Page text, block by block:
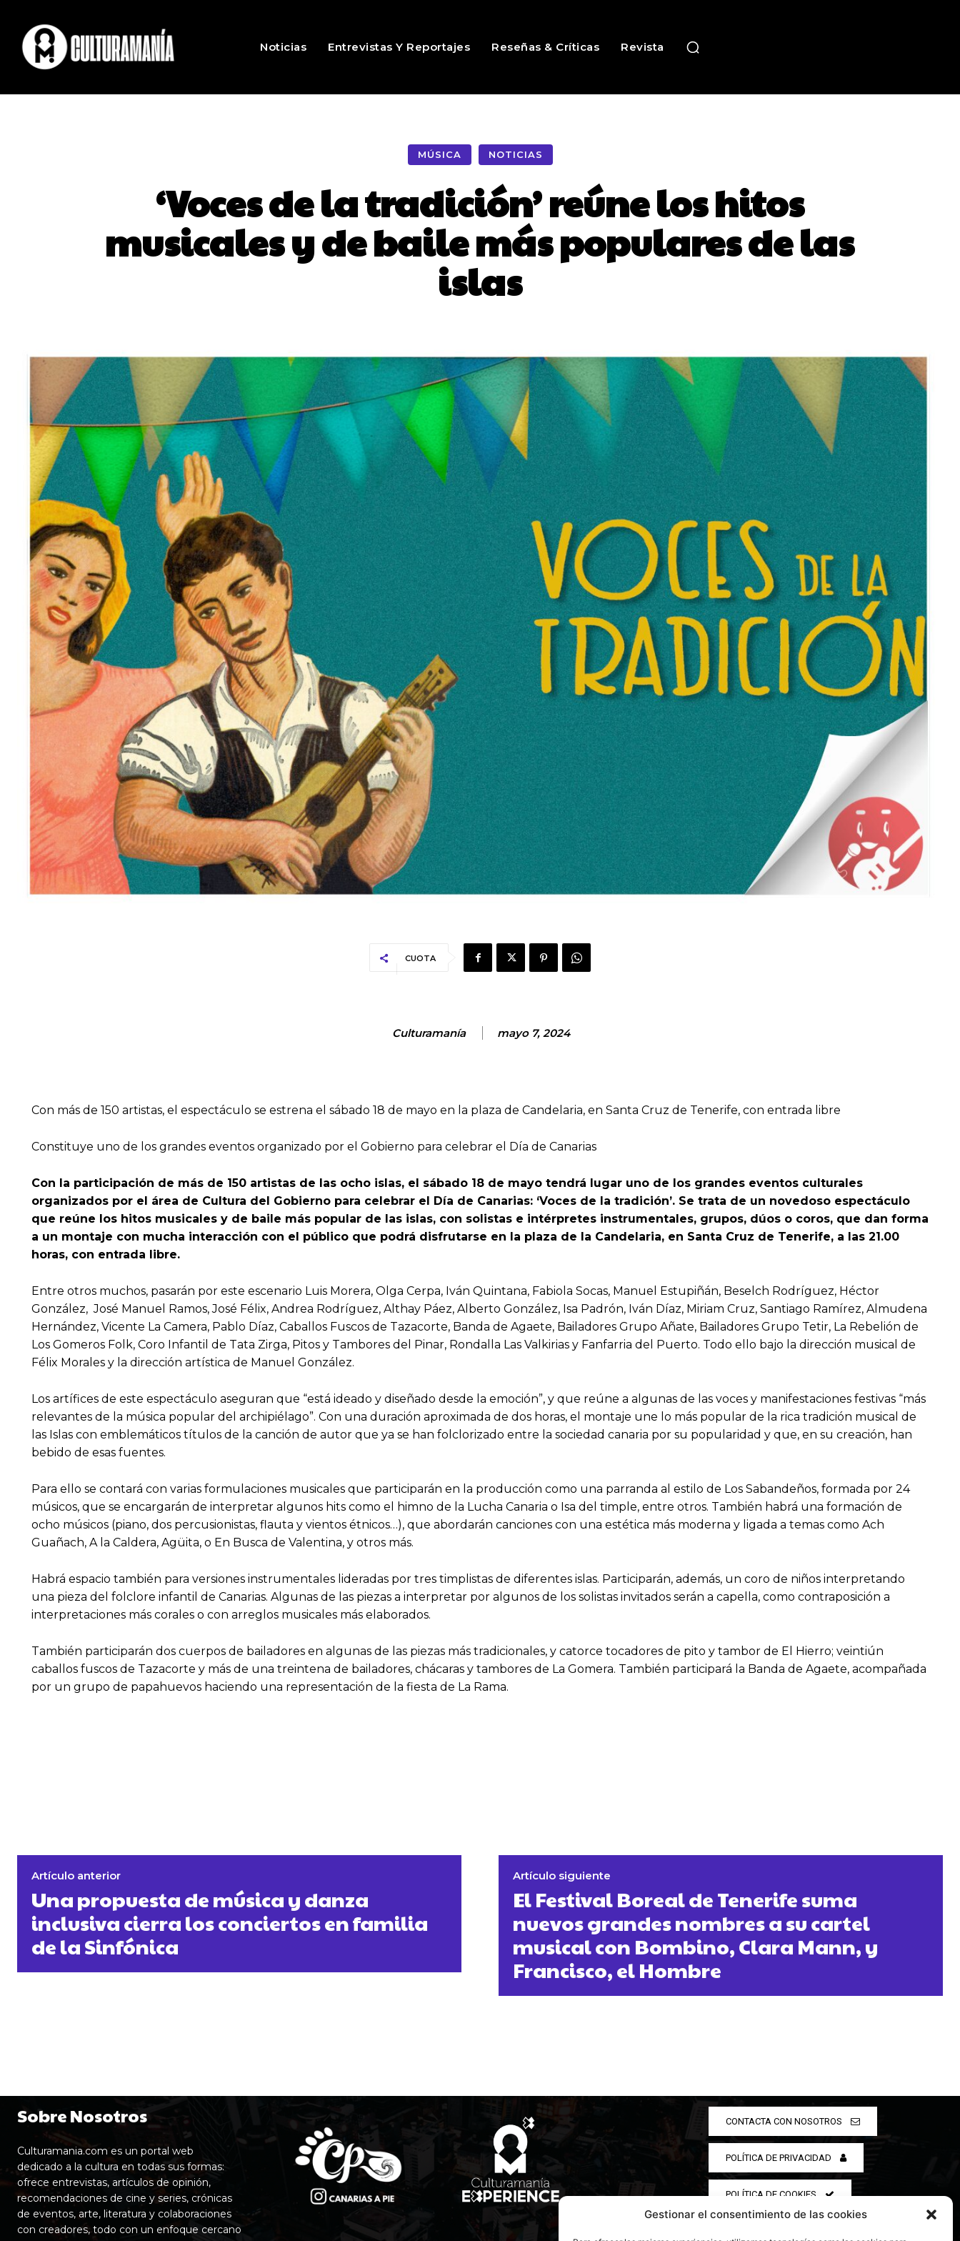
Gestionar el consentimiento de las cookies
Noticias Entrevistas Y Reportajes Reseñas & Críticas Revista
MÚSICA NOTICIAS
‘Voces de la tradición’ reúne los hitos
musicales y de baile más populares de las
islas
CUOTA
Culturamanía mayo 7, 2024
Con más de 150 artistas, el espectáculo se estrena el sábado 18 de mayo en la plaza de Candelaria, en Santa Cruz de Tenerife, con entrada libre
Constituye uno de los grandes eventos organizado por el Gobierno para celebrar el Día de Canarias
Con la participación de más de 150 artistas de las ocho islas, el sábado 18 de mayo tendrá lugar uno de los grandes eventos culturales
organizados por el área de Cultura del Gobierno para celebrar el Día de Canarias: ‘Voces de la tradición’. Se trata de un novedoso espectáculo
que reúne los hitos musicales y de baile más popular de las islas, con solistas e intérpretes instrumentales, grupos, dúos o coros, que dan forma
a un montaje con mucha interacción con el público que podrá disfrutarse en la plaza de la Candelaria, en Santa Cruz de Tenerife, a las 21.00
horas, con entrada libre.
Entre otros muchos, pasarán por este escenario Luis Morera, Olga Cerpa, Iván Quintana, Fabiola Socas, Manuel Estupiñán, Beselch Rodríguez, Héctor
González, José Manuel Ramos, José Félix, Andrea Rodríguez, Althay Páez, Alberto González, Isa Padrón, Iván Díaz, Miriam Cruz, Santiago Ramírez, Almudena
Hernández, Vicente La Camera, Pablo Díaz, Caballos Fuscos de Tazacorte, Banda de Agaete, Bailadores Grupo Añate, Bailadores Grupo Tetir, La Rebelión de
Los Gomeros Folk, Coro Infantil de Tata Zirga, Pitos y Tambores del Pinar, Rondalla Las Valkirias y Fanfarria del Puerto. Todo ello bajo la dirección musical de
Félix Morales y la dirección artística de Manuel González.
Los artífices de este espectáculo aseguran que “está ideado y diseñado desde la emoción”, y que reúne a algunas de las voces y manifestaciones festivas “más
relevantes de la música popular del archipiélago”. Con una duración aproximada de dos horas, el montaje une lo más popular de la rica tradición musical de
las Islas con emblemáticos títulos de la canción de autor que ya se han folclorizado entre la sociedad canaria por su popularidad y que, en su creación, han
bebido de esas fuentes.
Para ello se contará con varias formulaciones musicales que participarán en la producción como una parranda al estilo de Los Sabandeños, formada por 24
músicos, que se encargarán de interpretar algunos hits como el himno de la Lucha Canaria o Isa del timple, entre otros. También habrá una formación de
ocho músicos (piano, dos percusionistas, flauta y vientos étnicos…), que abordarán canciones con una estética más moderna y ligada a temas como Ach
Guañach, A la Caldera, Agüita, o En Busca de Valentina, y otros más.
Habrá espacio también para versiones instrumentales lideradas por tres timplistas de diferentes islas. Participarán, además, un coro de niños interpretando
una pieza del folclore infantil de Canarias. Algunas de las piezas a interpretar por algunos de los solistas invitados serán a capella, como contraposición a
interpretaciones más corales o con arreglos musicales más elaborados.
También participarán dos cuerpos de bailadores en algunas de las piezas más tradicionales, y catorce tocadores de pito y tambor de El Hierro; veintiún
caballos fuscos de Tazacorte y más de una treintena de bailadores, chácaras y tambores de La Gomera. También participará la Banda de Agaete, acompañada
por un grupo de papahuevos haciendo una representación de la fiesta de La Rama.
Artículo anterior
Una propuesta de música y danza
inclusiva cierra los conciertos en familia
de la Sinfónica
Artículo siguiente
El Festival Boreal de Tenerife suma
nuevos grandes nombres a su cartel
musical con Bombino, Clara Mann, y
Francisco, el Hombre
Sobre Nosotros
Culturamania.com es un portal web
dedicado a la cultura en todas sus formas:
ofrece entrevistas, artículos de opinión,
recomendaciones de cine y series, crónicas
de eventos, arte, literatura y colaboraciones
con creadores, todo con un enfoque cercano
CONTACTA CON NOSOTROS
POLÍTICA DE PRIVACIDAD
POLÍTICA DE COOKIES